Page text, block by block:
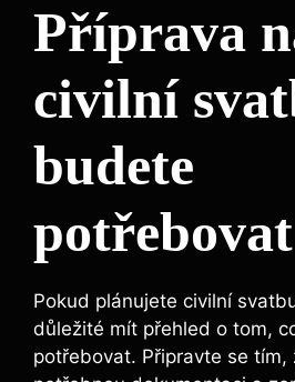
Příprava
civilní
budete
potřebovat
Pokud plánujete civilní
důležité mít přehled o tom,
potřebovat. Připravte se tím,